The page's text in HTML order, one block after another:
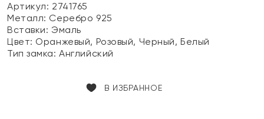
Артикул: 2741765
Металл: Серебро 925
Вставки:Эмаль
Цвет: Оранжевый, Розовый, Черный, Белый
Тип замка:Английский
В ИЗБРАННОЕ